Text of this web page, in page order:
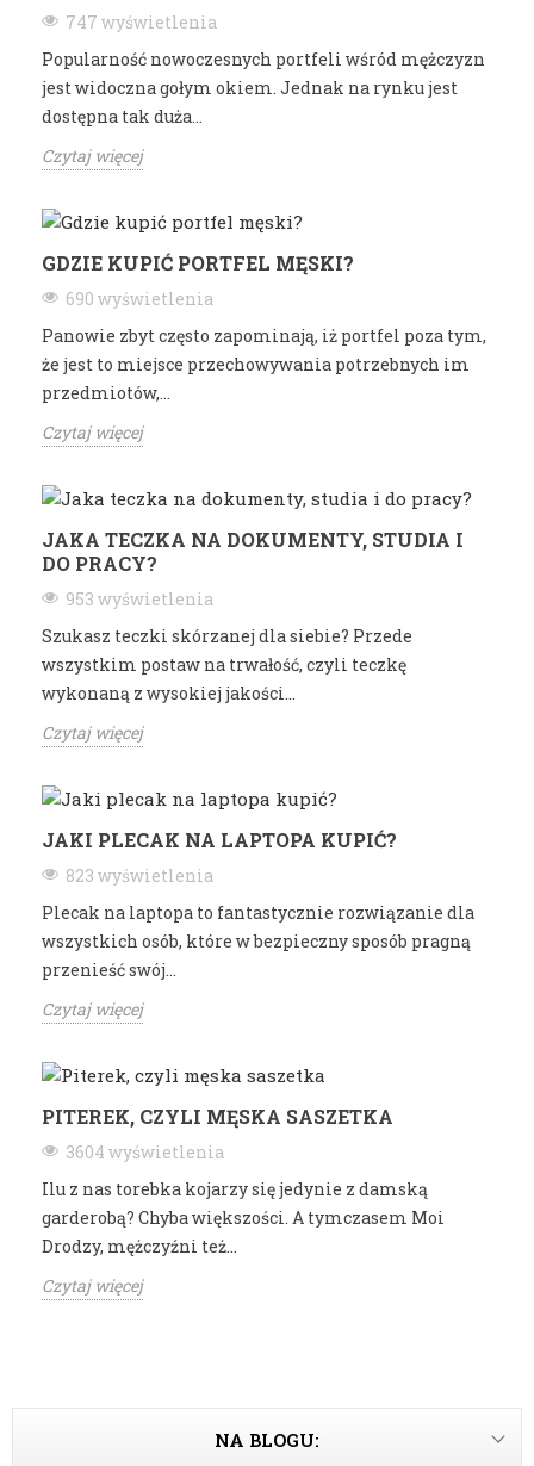
747 wyświetlenia
Popularność nowoczesnych portfeli wśród mężczyzn
jest widoczna gołym okiem. Jednak na rynku jest
dostępna tak duża...
Czytaj więcej
GDZIE KUPIĆ PORTFEL MĘSKI?
690 wyświetlenia
Panowie zbyt często zapominają, iż portfel poza tym,
że jest to miejsce przechowywania potrzebnych im
przedmiotów,...
Czytaj więcej
JAKA TECZKA NA DOKUMENTY, STUDIA I
DO PRACY?
953 wyświetlenia
Szukasz teczki skórzanej dla siebie? Przede
wszystkim postaw na trwałość, czyli teczkę
wykonaną z wysokiej jakości...
Czytaj więcej
JAKI PLECAK NA LAPTOPA KUPIĆ?
823 wyświetlenia
Plecak na laptopa to fantastycznie rozwiązanie dla
wszystkich osób, które w bezpieczny sposób pragną
przenieść swój...
Czytaj więcej
PITEREK, CZYLI MĘSKA SASZETKA
3604 wyświetlenia
Ilu z nas torebka kojarzy się jedynie z damską
garderobą? Chyba większości. A tymczasem Moi
Drodzy, mężczyźni też...
Czytaj więcej
NA BLOGU: